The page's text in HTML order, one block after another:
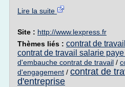
Lire la suite
Site : http://www.lexpress.fr
Thèmes liés : contrat de
contrat de travail salarie
d'embauche contrat de travail /
d'engagement / contrat de
d'entreprise